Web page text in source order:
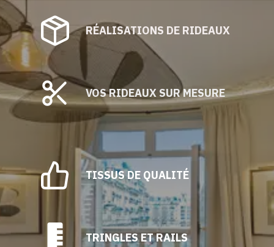
RÉALISATIONS DE RIDEAUX
VOS RIDEAUX SUR MESURE
TISSUS DE QUALITÉ
TRINGLES ET RAILS